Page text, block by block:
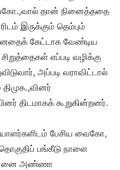
தான் நினைத்ததை
இருக்கும் தெம்பும்
கேட்டாக வேண்டிய
எப்படி வழிக்கு
அப்படி வராவிட்டால்
திடமாகக் கூறுகின்றனர்.
பேசிய வைகோ,
பங்கீடு நாளை
அண்ணா